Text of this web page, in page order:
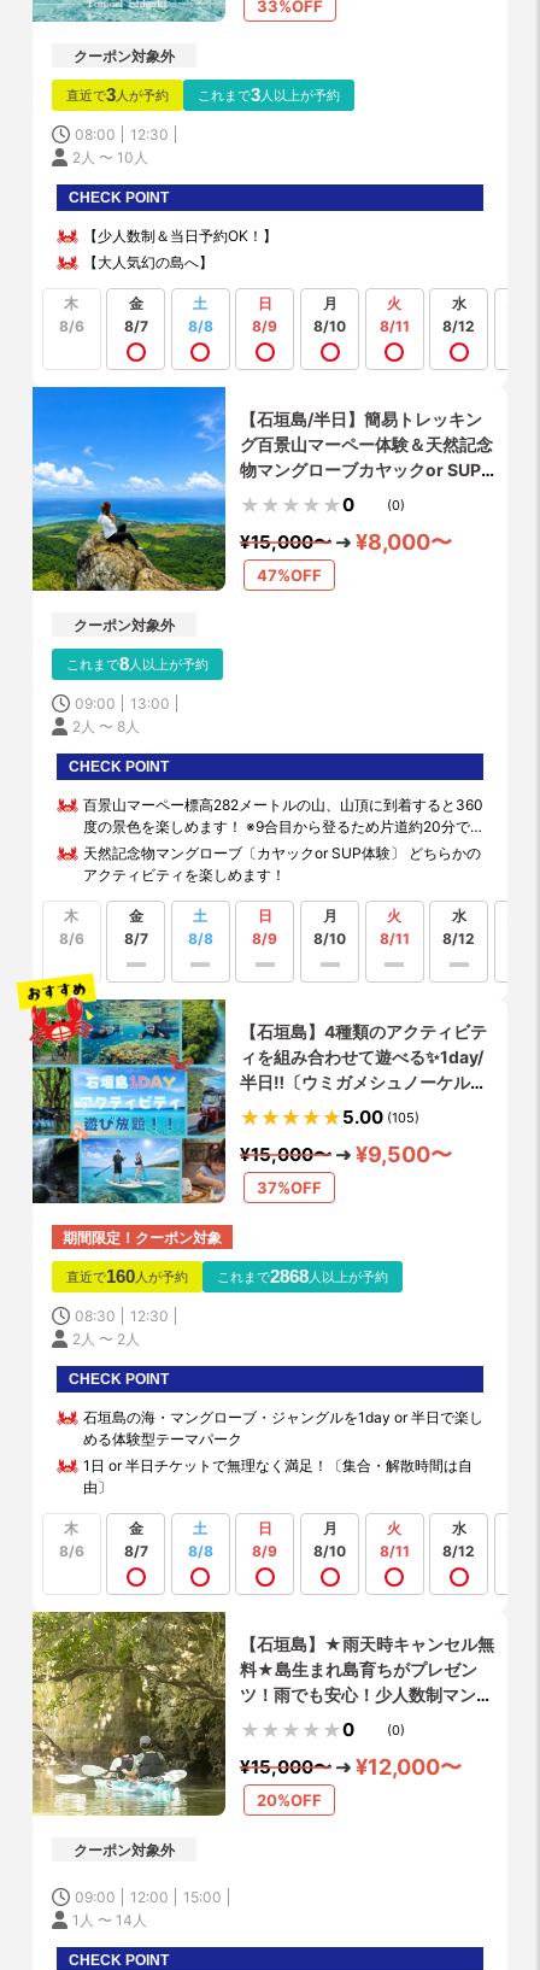
33%OFF
クーポン対象外
直近で3人が予約 これまで3人以上が予約
08:00
12:30
2人 〜 10人
CHECK POINT
【少人数制＆当日予約OK！】
【大人気幻の島へ】
木
8/6
金
8/7
土
8/8
日
8/9
月
8/10
火
8/11
水
8/12
【石垣島/半日】簡易トレッキン
グ百景山マーペー体験＆天然記念
物マングローブカヤックor SUP
体験✨写真・動画無料プレゼン
全て完備！
0 (0)
¥15,000〜 ¥8,000〜
47%OFF
クーポン対象外
これまで8人以上が予約
09:00
13:00
2人 〜 8人
CHECK POINT
百景山マーペー標高282メートルの山、山頂に到着すると360
度の景色を楽しめます！ ※9合目から登るため片道約20分で
山頂に到着！
天然記念物マングローブ〔カヤックor SUP体験〕 どちらかの
アクティビティを楽しめます！
木
8/6
金
8/7
土
8/8
日
8/9
月
8/10
火
8/11
水
8/12
【石垣島】4種類のアクティビテ
ィを組み合わせて遊べる✨1day/
半日‼️〔ウミガメシュノーケル・
カヌー・SUP・滝遊び〕初心者や
写真・動画データ無料♪
5.00 (105)
¥15,000〜 ¥9,500〜
37%OFF
期間限定！クーポン対象
直近で160人が予約 これまで2868人以上が予約
08:30
12:30
2人 〜 2人
CHECK POINT
石垣島の海・マングローブ・ジャングルを1day or 半日で楽し
める体験型テーマパーク
1日 or 半日チケットで無理なく満足！〔集合・解散時間は自
由〕
木
8/6
金
8/7
土
8/8
日
8/9
月
8/10
火
8/11
水
8/12
【石垣島】★雨天時キャンセル無
料★島生まれ島育ちがプレゼン
ツ！雨でも安心！少人数制マング
ローブカヤックツアー！写真デー
0 (0)
¥15,000〜 ¥12,000〜
20%OFF
クーポン対象外
09:00 12:00
15:00
1人 〜 14人
CHECK POINT